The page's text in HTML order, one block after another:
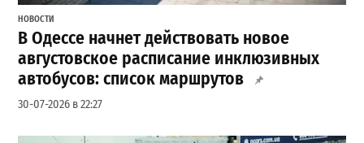
НОВОСТИ
В Одессе начнет действовать новое
августовское расписание инклюзивных
автобусов: список маршрутов
30-07-2026 в 22:27